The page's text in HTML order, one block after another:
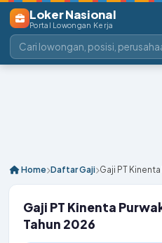
Loker Nasional
Portal Lowongan Kerja
Home Daftar Gaji Gaji PT
Gaji PT Kinenta
Tahun 2026